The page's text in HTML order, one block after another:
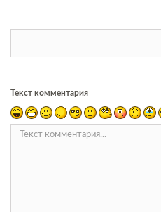
Текст комментария